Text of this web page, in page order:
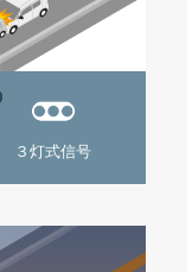
３灯式信号